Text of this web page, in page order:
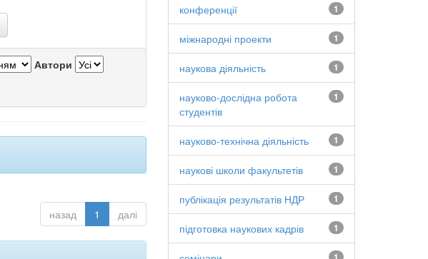
Автори
назад 1 далі
1
конференції
1
міжнародні проекти
1
наукова діяльність
1
науково-дослідна робота
студентів
1
науково-технічна діяльність
1
наукові школи факультетів
1
публікація результатів НДР
1
підготовка наукових кадрів